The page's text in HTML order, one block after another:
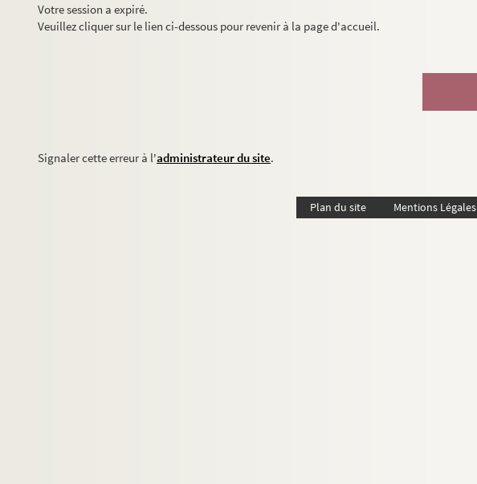
Votre session a expiré.
Veuillez cliquer sur le lien ci-dessous pour revenir à la page d'accueil.
Signaler cette erreur à l'administrateur du site.
Plan du site Mentions Légales